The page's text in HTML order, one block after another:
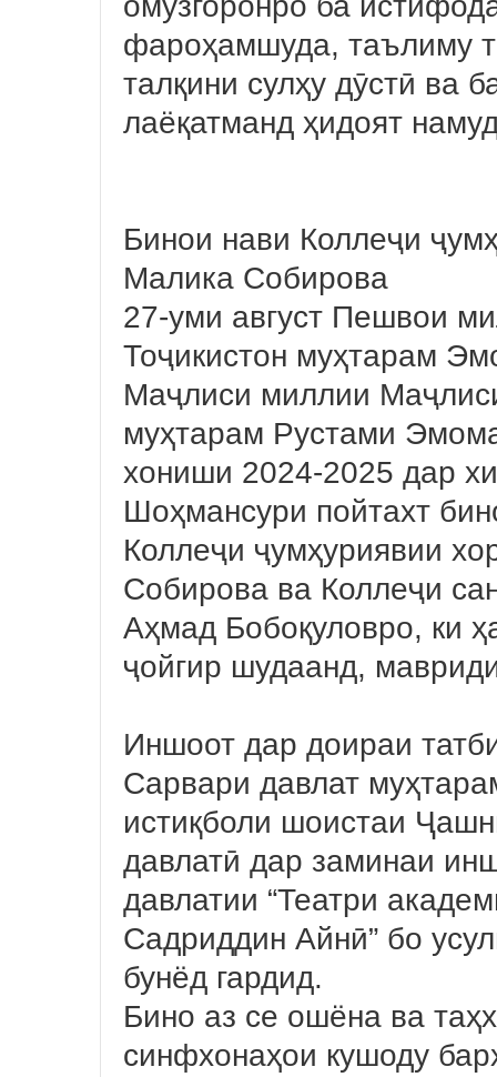
фароҳамшуда, таълиму
талқини сулҳу дӯстӣ ва
лаёқатманд ҳидоят
Бинои нави Коллеҷи
Малика Собирова
27-уми август Пешвои
Тоҷикистон муҳтарам
Маҷлиси миллии
муҳтарам Рустами
хониши 2024-2025 дар
Шоҳмансури пойтахт
Коллеҷи ҷумҳуриявии
Собирова ва Коллеҷи
Аҳмад Бобоқуловро, ки
ҷойгир шудаанд,
Иншоот дар доираи
Сарвари давлат
истиқболи шоистаи
давлатӣ дар заминаи
давлатии “Театри
Садриддин Айнӣ” бо
бунёд гардид.
Бино аз се ошёна ва
синфхонаҳои кушоду